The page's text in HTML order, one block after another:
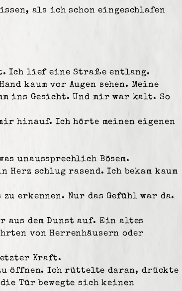
als ich schon eingeschlafen
Ich lief eine Straße entlang.
kaum vor Augen sehen. Meine
ins Gesicht. Und mir war kalt. So
hinauf. Ich hörte meinen eigenen
unaussprechlich Bösem.
schlug rasend. Ich bekam kaum
erkennen. Nur das Gefühl war da.
dem Dunst auf. Ein altes
von Herrenhäusern oder
Kraft.
öffnen. Ich rüttelte daran, drückte
Tür bewegte sich keinen